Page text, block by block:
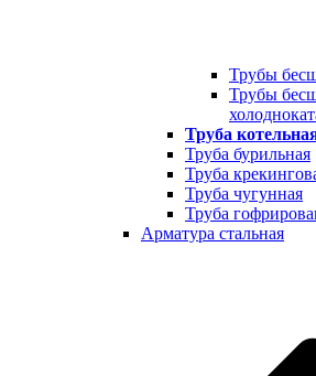
Трубы
Трубы
Труба
Труба бурильная
Труба
Труба чугунная
Труба
Арматура стальная